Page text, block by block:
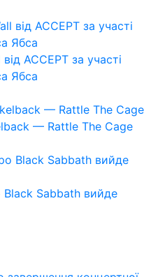
ACCEPT за участі
Ябса
— Rattle The Cage
Black Sabbath вийде